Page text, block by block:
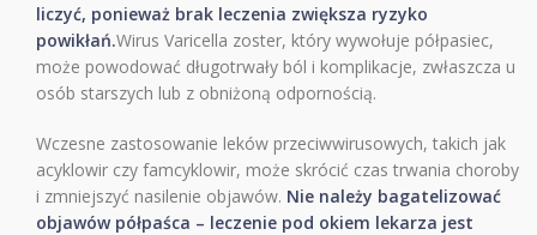
liczyć, ponieważ brak leczenia zwiększa ryzyko
powikłań.Wirus Varicella zoster, który wywołuje półpasiec,
może powodować długotrwały ból i komplikacje, zwłaszcza u
osób starszych lub z obniżoną odpornością.
Wczesne zastosowanie leków przeciwwirusowych, takich jak
acyklowir czy famcyklowir, może skrócić czas trwania choroby
i zmniejszyć nasilenie objawów. Nie należy bagatelizować
objawów półpaśca – leczenie pod okiem lekarza jest